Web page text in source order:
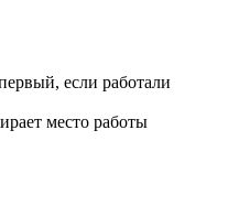
если работали
место работы